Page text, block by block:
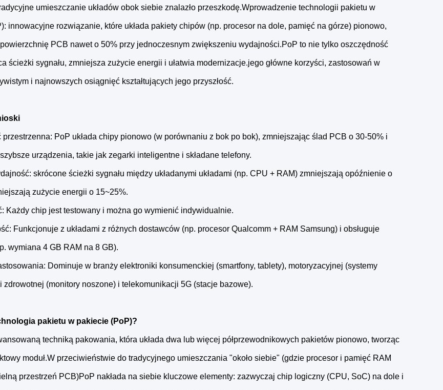
umieszczanie układów obok siebie znalazło przeszkodę.Wprowadzenie technologii pakietu w
innowacyjne rozwiązanie, które układa pakiety chipów (np. procesor na dole, pamięć na górze) pionowo,
PCB nawet o 50% przy jednoczesnym zwiększeniu wydajności.PoP to nie tylko oszczędność
ścieżki sygnału, zmniejsza zużycie energii i ułatwia modernizacje.jego główne korzyści, zastosowań w
i najnowszych osiągnięć kształtujących jego przyszłość.
przestrzenna: PoP układa chipy pionowo (w porównaniu z bok po bok), zmniejszając ślad PCB o 30-50% i
urządzenia, takie jak zegarki inteligentne i składane telefony.
skrócone ścieżki sygnału między układanymi układami (np. CPU + RAM) zmniejszają opóźnienie o
zużycie energii o 15~25%.
Każdy chip jest testowany i można go wymienić indywidualnie.
Funkcjonuje z układami z różnych dostawców (np. procesor Qualcomm + RAM Samsung) i obsługuje
wymiana 4 GB RAM na 8 GB).
Dominuje w branży elektroniki konsumenckiej (smartfony, tablety), motoryzacyjnej (systemy
zdrowotnej (monitory noszone) i telekomunikacji 5G (stacje bazowe).
pakietu w pakiecie (PoP)?
techniką pakowania, która układa dwa lub więcej półprzewodnikowych pakietów pionowo, tworząc
moduł.W przeciwieństwie do tradycyjnego umieszczania "około siebie" (gdzie procesor i pamięć RAM
przestrzeń PCB)PoP nakłada na siebie kluczowe elementy: zazwyczaj chip logiczny (CPU, SoC) na dole i